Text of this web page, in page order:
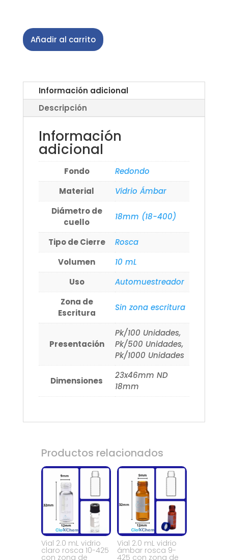
Añadir al carrito
Información adicional
Descripción
Información
adicional
Fondo
Redondo
Material
Vidrio Ámbar
Diámetro de
cuello
18mm (18-400)
Tipo de Cierre
Rosca
Volumen
10 mL
Uso
Automuestreador
Zona de
Escritura
Sin zona escritura
Presentación
Pk/100 Unidades,
Pk/500 Unidades,
Pk/1000 Unidades
Dimensiones
23x46mm ND
18mm
Productos relacionados
Vial 2.0 mL vidrio
claro rosca 10-425
con zona de
Vial 2.0 mL vidrio
ámbar rosca 9-
425 con zona de